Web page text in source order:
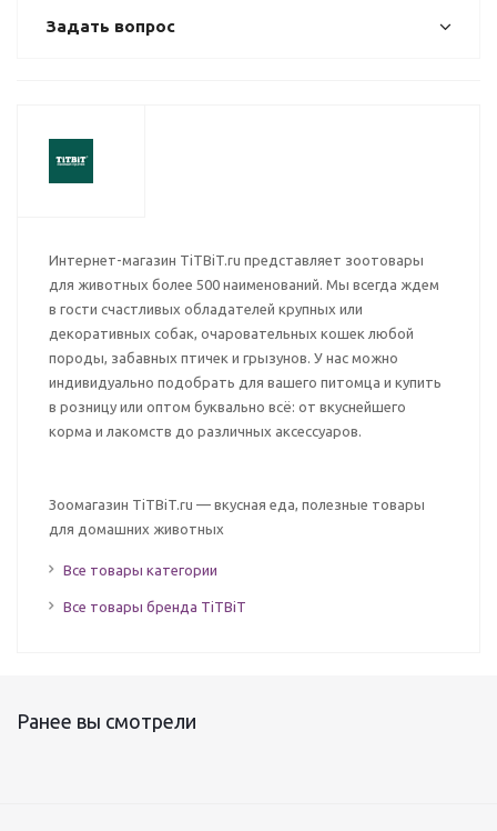
Задать вопрос
Интернет-магазин TiTBiT.ru представляет зоотовары
для животных более 500 наименований. Мы всегда ждем
в гости счастливых обладателей крупных или
декоративных собак, очаровательных кошек любой
породы, забавных птичек и грызунов. У нас можно
индивидуально подобрать для вашего питомца и купить
в розницу или оптом буквально всё: от вкуснейшего
корма и лакомств до различных аксессуаров.
Зоомагазин TiTBiT.ru — вкусная еда, полезные товары
для домашних животных
Все товары категории
Все товары бренда TiTBiT
Ранее вы смотрели